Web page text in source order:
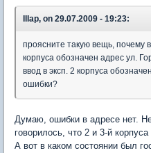
IIIap, on 29.07.2009 - 19:23:
проясните такую вещь, почему
корпуса обозначен адрес ул.
ввод в эксп. 2 корпуса
ошибки?
Думаю, ошибки в адресе нет.
говорилось, что 2 и 3-й
А вот в каком состоянии был